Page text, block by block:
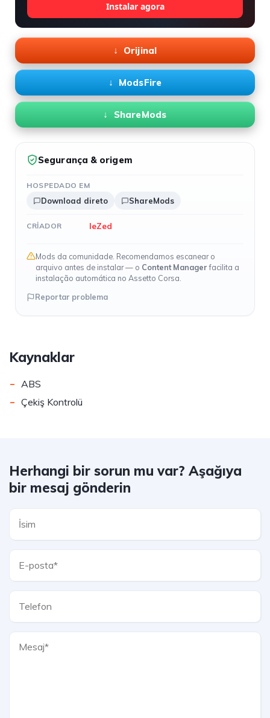
Instalar agora
Orijinal
ModsFire
ShareMods
Segurança & origem
HOSPEDADO EM
Download direto ShareMods
CRIADOR leZed
Mods da comunidade. Recomendamos escanear o
arquivo antes de instalar — o Content Managerfacilita a
instalação automática no Assetto Corsa.
Reportar problema
Kaynaklar
- ABS
- Çekiş Kontrolü
Herhangi bir sorun mu var? Aşağıya
bir mesaj gönderin